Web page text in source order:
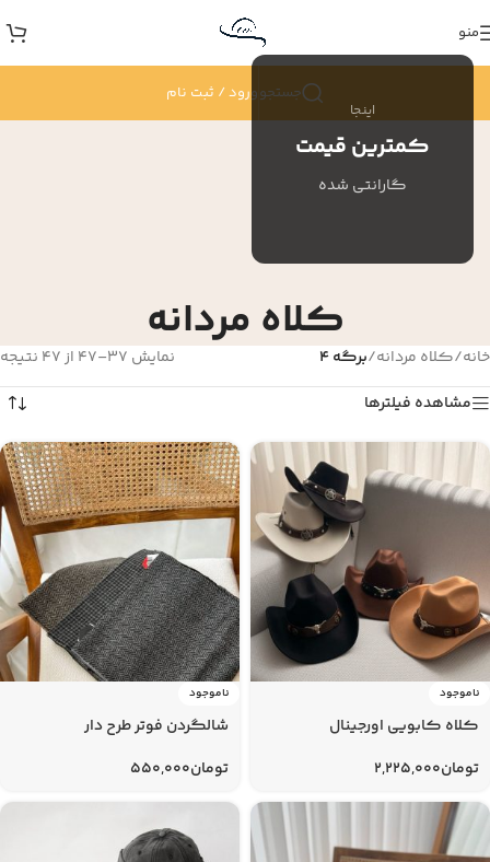
اینجا
کمترین قیمت
گارانتی شده
منو
جستجوورود / ثبت نام
کلاه مردانه
خانه/کلاه مردانه/برگه 4
نمایش 37–47 از 47 نتیجه
مشاهده فیلترها
ناموجود
کلاه کابویی اورجینال
تومان2,225,000
ناموجود
شالگردن فوتر طرح دار
تومان550,000